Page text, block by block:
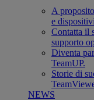
A
e
Contatta il
supporto
Diventa
TeamUP.
Storie di
NEWS